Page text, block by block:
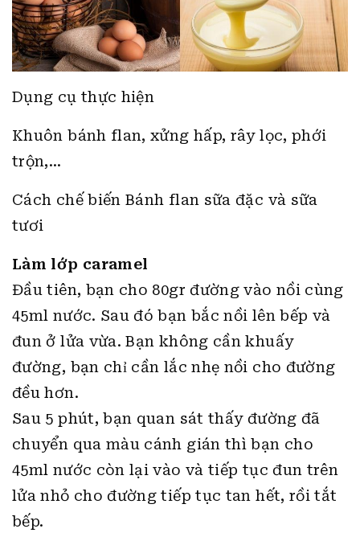
Dụng cụ thực hiện
Khuôn bánh flan, xửng hấp, rây lọc, phới
trộn,…
Cách chế biến Bánh flan sữa đặc và sữa
tươi
Làm lớp caramel
Đầu tiên, bạn cho 80gr đường vào nồi cùng
45ml nước. Sau đó bạn bắc nồi lên bếp và
đun ở lửa vừa. Bạn không cần khuấy
đường, bạn chỉ cần lắc nhẹ nồi cho đường
đều hơn.
Sau 5 phút, bạn quan sát thấy đường đã
chuyển qua màu cánh gián thì bạn cho
45ml nước còn lại vào và tiếp tục đun trên
lửa nhỏ cho đường tiếp tục tan hết, rồi tắt
bếp.